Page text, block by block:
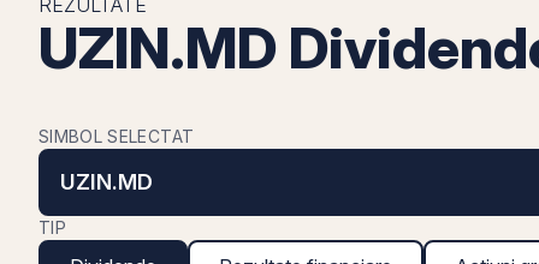
REZULTATE
UZIN.MD
SIMBOL SELECTAT
UZIN.MD
TIP